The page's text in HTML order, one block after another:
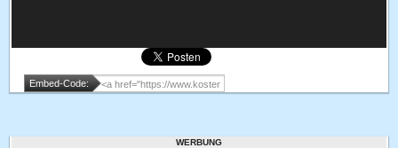
Embed-Code:
WERBUNG